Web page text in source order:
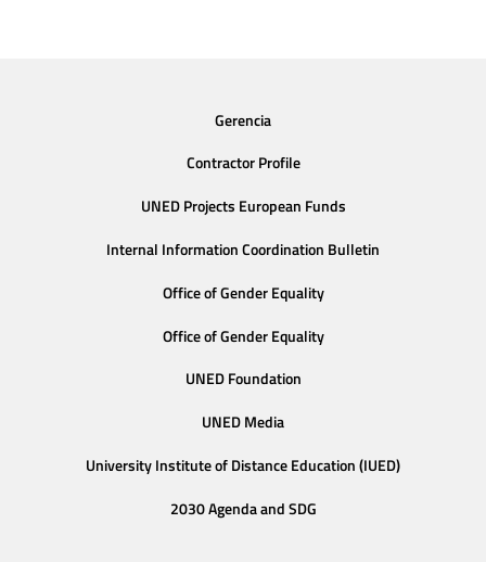
Gerencia
Contractor Profile
UNED Projects European Funds
Internal Information Coordination Bulletin
Office of Gender Equality
Office of Gender Equality
UNED Foundation
UNED Media
University Institute of Distance Education (IUED)
2030 Agenda and SDG